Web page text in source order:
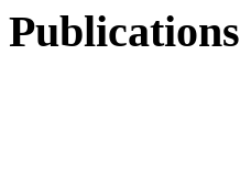
Publications